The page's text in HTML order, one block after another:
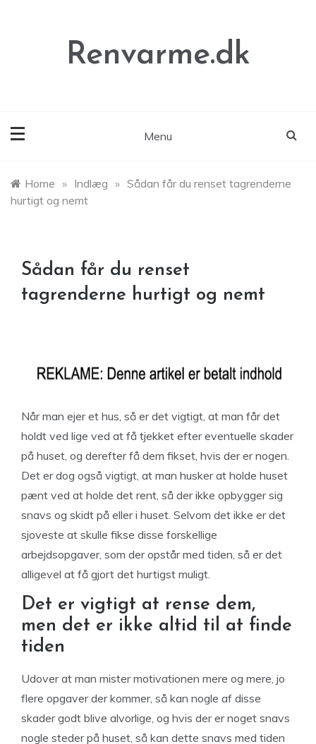
Renvarme.dk
Menu
Home » Indlæg » Sådan får du renset tagrenderne
hurtigt og nemt
Sådan får du renset
tagrenderne hurtigt og nemt
Når man ejer et hus, så er det vigtigt, at man får det
holdt ved lige ved at få tjekket efter eventuelle skader
på huset, og derefter få dem fikset, hvis der er nogen.
Det er dog også vigtigt, at man husker at holde huset
pænt ved at holde det rent, så der ikke opbygger sig
snavs og skidt på eller i huset. Selvom det ikke er det
sjoveste at skulle fikse disse forskellige
arbejdsopgaver, som der opstår med tiden, så er det
alligevel at få gjort det hurtigst muligt.
Det er vigtigt at rense dem,
men det er ikke altid til at finde
tiden
Udover at man mister motivationen mere og mere, jo
flere opgaver der kommer, så kan nogle af disse
skader godt blive alvorlige, og hvis der er noget snavs
nogle steder på huset, så kan dette snavs med tiden